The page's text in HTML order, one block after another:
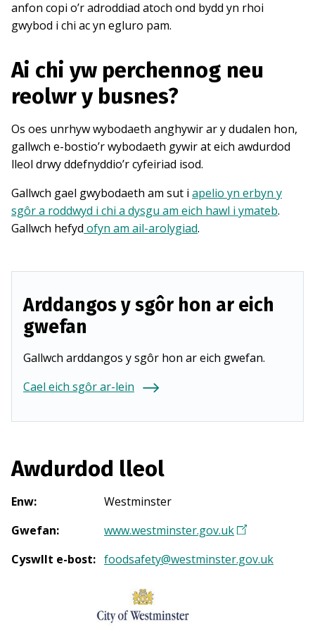
anfon copi o’r adroddiad atoch ond bydd yn rhoi
gwybod i chi ac yn egluro pam.
Ai chi yw perchennog neu
reolwr y busnes?
Os oes unrhyw wybodaeth anghywir ar y dudalen hon,
gallwch e-bostio’r wybodaeth gywir at eich awdurdod
lleol drwy ddefnyddio’r cyfeiriad isod.
Gallwch gael gwybodaeth am sut i apelio yn erbyn y
sgôr a roddwyd i chi a dysgu am eich hawl i ymateb.
Gallwch hefyd ofyn am ail-arolygiad.
Arddangos y sgôr hon ar eich
gwefan
Gallwch arddangos y sgôr hon ar eich gwefan.
Cael eich sgôr ar-lein
Awdurdod lleol
Enw:
Westminster
Gwefan: www.westminster.gov.uk(
n
Cyswllt e-bost: foodsafety@westminster.gov.uk